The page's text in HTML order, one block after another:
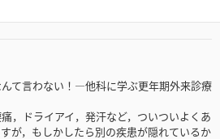
んて言わない！―他科に学ぶ更年期外来診療
，ドライアイ，発汗など，ついついよくあ
が，もしかしたら別の疾患が隠れているか